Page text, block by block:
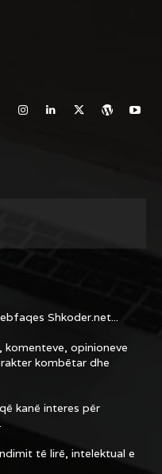
Shkoder.net...
komenteve, opinioneve
kombëtar dhe
kanë interes për
të lirë, intelektual e